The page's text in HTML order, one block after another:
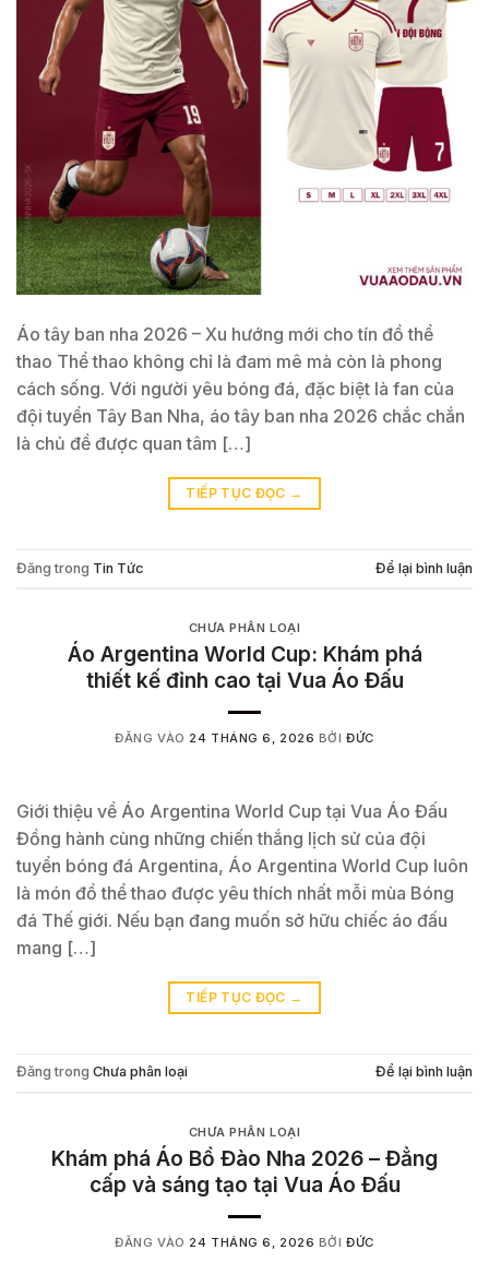
Áo tây ban nha 2026 – Xu hướng mới cho tín đồ thể
thao Thể thao không chỉ là đam mê mà còn là phong
cách sống. Với người yêu bóng đá, đặc biệt là fan của
đội tuyển Tây Ban Nha, áo tây ban nha 2026 chắc chắn
là chủ đề được quan tâm […]
TIẾP TỤC ĐỌC →
Đăng trong Tin Tức Để lại bình luận
CHƯA PHÂN LOẠI
Áo Argentina World Cup: Khám phá
thiết kế đỉnh cao tại Vua Áo Đấu
ĐĂNG VÀO 24 THÁNG 6, 2026 BỞIĐỨC
Giới thiệu về Áo Argentina World Cup tại Vua Áo Đấu
Đồng hành cùng những chiến thắng lịch sử của đội
tuyển bóng đá Argentina, Áo Argentina World Cup luôn
là món đồ thể thao được yêu thích nhất mỗi mùa Bóng
đá Thế giới. Nếu bạn đang muốn sở hữu chiếc áo đấu
mang […]
TIẾP TỤC ĐỌC →
Đăng trong Chưa phân loại Để lại bình luận
CHƯA PHÂN LOẠI
Khám phá Áo Bồ Đào Nha 2026 – Đẳng
cấp và sáng tạo tại Vua Áo Đấu
ĐĂNG VÀO 24 THÁNG 6, 2026 BỞIĐỨC